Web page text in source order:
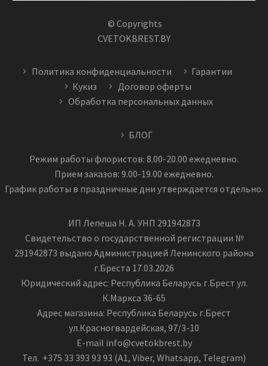
© Copyrights
CVETOKBREST.BY
Политика конфиденциальности
Гарантии
Кукиз
Договор оферты
Обработка персональных данных
БЛОГ
Режим работы флористов: 8.00-20.00 ежедневно.
Прием заказов: 9.00-19.00 ежедневно.
График работы в праздничные дни утверждается отдельно.
ИП Лепеша Н. А. УНП 291942873
Свидетельство о государственной регистрации №
291942873 выдано Администрацией Ленинского района
г.Бреста 17.03.2026
Юридический адрес: Республика Беларусь г.Брест ул.
К.Маркса 36-65
Адрес магазина: Республика Беларусь г.Брест
ул.Красногвардейская, 97/3-10
E-mail info@cvetokbrest.by
Тел. +375 33 393 93 93 (А1, Viber, Whatsapp, Telegram)